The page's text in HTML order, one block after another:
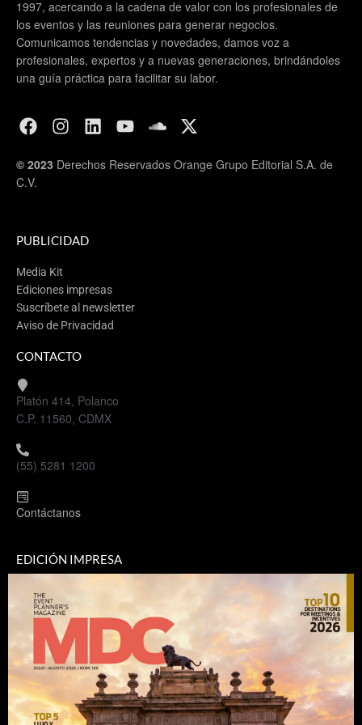
Etiquetas: Los Cabos
1997, acercando a la cadena de valor con los profesionales de
los eventos y las reuniones para generar negocios.
Comunicamos tendencias y novedades, damos voz a
profesionales, expertos y a nuevas generaciones, brindándoles
una guía práctica para facilitar su labor.
© 2023 Derechos Reservados Orange Grupo Editorial S.A. de
C.V.
PUBLICIDAD
Media Kit
Ediciones impresas
Suscríbete al newsletter
Aviso de Privacidad
CONTACTO
Platón 414, Polanco
C.P. 11560, CDMX
(55) 5281 1200
Contáctanos
EDICIÓN IMPRESA